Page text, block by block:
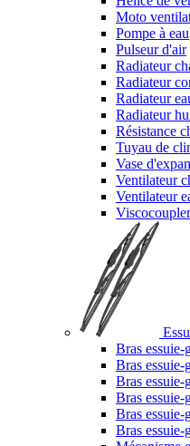
Moto
Pompe à eau
Pulseur d'air
Radiateur
Radiateur
Radiateur
Radiateur
Résistance
Tuyau de
Vase
Ventilateur
Ventilateur
Viscocoupler
Bras essuie-
Bras essuie-
Bras essuie-
Bras essuie-
Bras essuie-
Bras essuie-